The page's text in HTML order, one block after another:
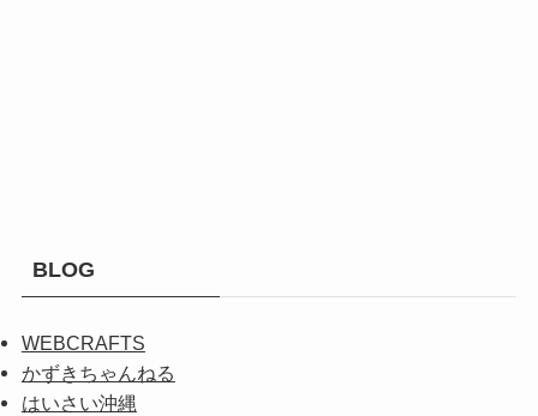
BLOG
WEBCRAFTS
かずきちゃんねる
はいさい沖縄